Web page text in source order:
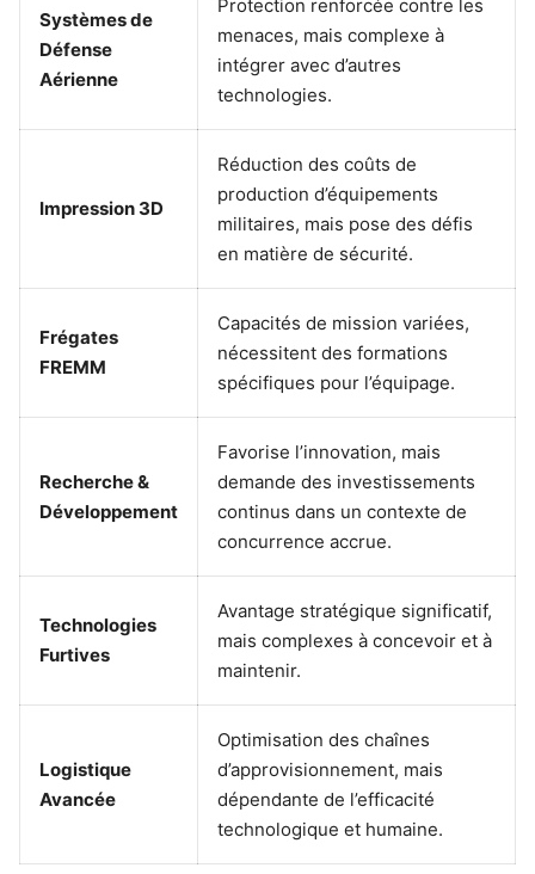
Systèmes de
Défense
Aérienne
Protection renforcée contre les
menaces, mais complexe à
intégrer avec d’autres
technologies.
Impression 3D
Réduction des coûts de
production d’équipements
militaires, mais pose des défis
en matière de sécurité.
Frégates
FREMM
Capacités de mission variées,
nécessitent des formations
spécifiques pour l’équipage.
Recherche &
Développement
Favorise l’innovation, mais
demande des investissements
continus dans un contexte de
concurrence accrue.
Technologies
Furtives
Avantage stratégique significatif,
mais complexes à concevoir et à
maintenir.
Logistique
Avancée
Optimisation des chaînes
d’approvisionnement, mais
dépendante de l’efficacité
technologique et humaine.